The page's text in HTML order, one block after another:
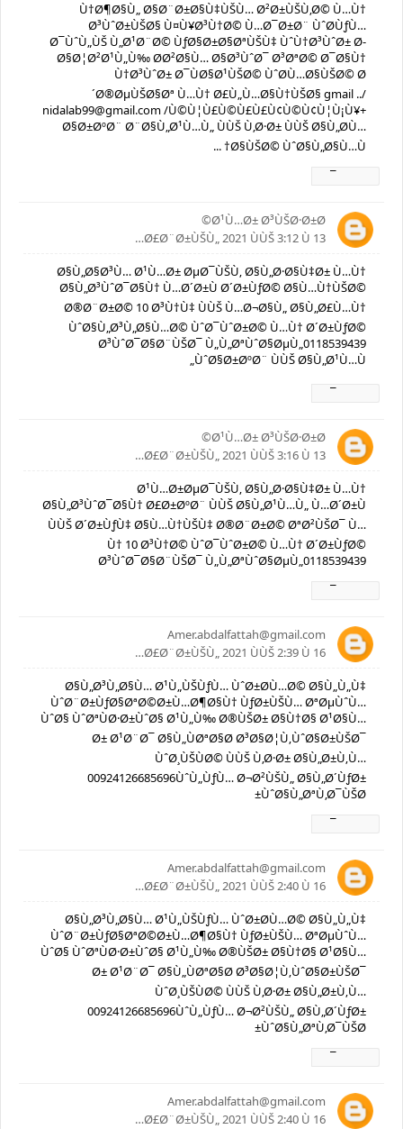
Ù†Ø¶Ø§Ù„ Ø§Ø¨Ø±Ø§Ù‡ÙŠÙ… Ø²Ø±ÙŠÙ‚Ø© Ù…Ù†
Ø³ÙˆØ±ÙŠØ§ Ù¤Ù¥Ø³Ù†Ø© Ù…Ø¯Ø±Ø¨ ÙˆØ­ÙƒÙ…
Ø¯ÙˆÙ„ÙŠ Ù„Ø¹Ø¨Ø© ÙƒØ§Ø±Ø§ØªÙŠÙ‡ ÙˆÙ†Ø³ÙˆØ± Ø­
Ø§Ø¦Ø²Ø¹Ù„Ù‰ Ø­Ø²Ø§Ù… Ø§Ø³ÙˆØ¯ Ø³ØªØ© Ø¯Ø§Ù†
Ù†Ø³ÙˆØ± Ø¯ÙØ§Ø¹ÙŠØ© ÙˆØ­Ù…Ø§ÙŠØ© Ø
´Ø®ØµÙŠØ§Øª Ù…Ù† Ø£Ù„Ù…Ø§Ù†ÙŠØ§ gmail ../
nidalab99@gmail.com /Ù©Ù¦Ù£Ù©Ù£Ù£Ù¢Ù©Ù¢Ù¦Ù¡Ù¥+
Ø§Ø±ØºØ¨ Ø¨Ø§Ù„Ø¹Ù…Ù„ ÙÙŠ Ù‚Ø·Ø± ÙÙŠ Ø§Ù„Ø­Ù…
Ø§ÙŠØ© ÙˆØ§Ù„Ø§Ù…Ù† ...
Ø¹Ù…Ø± Ø³ÙŠØ·Ø±Ø©
13 Ø£Ø¨Ø±ÙŠÙ„ 2021 ÙÙŠ 3:12 Ù…
Ø§Ù„Ø§Ø³Ù… Ø¹Ù…Ø± ØµØ¯ÙŠÙ‚ Ø§Ù„Ø·Ø§Ù‡Ø± Ù…Ù†
Ø§Ù„Ø³ÙˆØ¯Ø§Ù† Ù…Ø´Ø±Ù Ø´Ø±ÙƒØ© Ø§Ù…Ù†ÙŠØ©
Ø®Ø¨Ø±Ø© 10 Ø³Ù†Ù‡ ÙÙŠ Ù…Ø¬Ø§Ù„ Ø§Ù„Ø£Ù…Ù†
ÙˆØ§Ù„Ø³Ù„Ø§Ù…Ø© ÙˆØ¯ÙˆØ±Ø© Ù…Ù† Ø´Ø±ÙƒØ©
Ø³ÙˆØ¯Ø§Ø¨ÙŠØ¯ Ù„Ù„ØªÙˆØ§ØµÙ„0118539439
ÙˆØ§Ø±ØºØ¨ ÙÙŠ Ø§Ù„Ø¹Ù…Ù„
Ø¹Ù…Ø± Ø³ÙŠØ·Ø±Ø©
13 Ø£Ø¨Ø±ÙŠÙ„ 2021 ÙÙŠ 3:16 Ù…
Ø¹Ù…Ø±ØµØ¯ÙŠÙ‚ Ø§Ù„Ø·Ø§Ù‡Ø± Ù…Ù†
Ø§Ù„Ø³ÙˆØ¯Ø§Ù† Ø£Ø±ØºØ¨ ÙÙŠ Ø§Ù„Ø¹Ù…Ù„ Ù…Ø´Ø±Ù
ÙÙŠ Ø´Ø±ÙƒÙ‡ Ø§Ù…Ù†ÙŠÙ‡ Ø®Ø¨Ø±Ø© ØªØ²ÙŠØ¯ Ù…
Ù† 10 Ø³Ù†Ø© ÙˆØ¯ÙˆØ±Ø© Ù…Ù† Ø´Ø±ÙƒØ©
Ø³ÙˆØ¯Ø§Ø¨ÙŠØ¯ Ù„Ù„ØªÙˆØ§ØµÙ„0118539439
Amer.abdalfattah@gmail.com
16 Ø£Ø¨Ø±ÙŠÙ„ 2021 ÙÙŠ 2:39 Ù…
Ø§Ù„Ø³Ù„Ø§Ù… Ø¹Ù„ÙŠÙƒÙ… ÙˆØ±Ø­Ù…Ø© Ø§Ù„Ù„Ù‡
ÙˆØ¨Ø±ÙƒØ§ØªØ©Ø±Ù…Ø¶Ø§Ù† ÙƒØ±ÙŠÙ… ØªØµÙˆÙ…
ÙˆØ§ ÙˆØªÙØ·Ø±ÙˆØ§ Ø¹Ù„Ù‰ Ø®ÙŠØ± Ø§Ù†Ø§ Ø¹Ø§Ù…
Ø± Ø¹Ø¨Ø¯ Ø§Ù„ÙØªØ§Ø­ Ø³Ø§Ø¦Ù‚ÙˆØ§Ø±ÙŠØ¯
ÙˆØ¸ÙŠÙØ© ÙÙŠ Ù‚Ø·Ø± Ø§Ù„Ø±Ù‚Ù…
00924126685696ÙˆÙ„ÙƒÙ… Ø¬Ø²ÙŠÙ„ Ø§Ù„Ø´ÙƒØ±
ÙˆØ§Ù„ØªÙ‚Ø¯ÙŠØ±
Amer.abdalfattah@gmail.com
16 Ø£Ø¨Ø±ÙŠÙ„ 2021 ÙÙŠ 2:40 Ù…
Ø§Ù„Ø³Ù„Ø§Ù… Ø¹Ù„ÙŠÙƒÙ… ÙˆØ±Ø­Ù…Ø© Ø§Ù„Ù„Ù‡
ÙˆØ¨Ø±ÙƒØ§ØªØ©Ø±Ù…Ø¶Ø§Ù† ÙƒØ±ÙŠÙ… ØªØµÙˆÙ…
ÙˆØ§ ÙˆØªÙØ·Ø±ÙˆØ§ Ø¹Ù„Ù‰ Ø®ÙŠØ± Ø§Ù†Ø§ Ø¹Ø§Ù…
Ø± Ø¹Ø¨Ø¯ Ø§Ù„ÙØªØ§Ø­ Ø³Ø§Ø¦Ù‚ÙˆØ§Ø±ÙŠØ¯
ÙˆØ¸ÙŠÙØ© ÙÙŠ Ù‚Ø·Ø± Ø§Ù„Ø±Ù‚Ù…
00924126685696ÙˆÙ„ÙƒÙ… Ø¬Ø²ÙŠÙ„ Ø§Ù„Ø´ÙƒØ±
ÙˆØ§Ù„ØªÙ‚Ø¯ÙŠØ±
Amer.abdalfattah@gmail.com
16 Ø£Ø¨Ø±ÙŠÙ„ 2021 ÙÙŠ 2:40 Ù…